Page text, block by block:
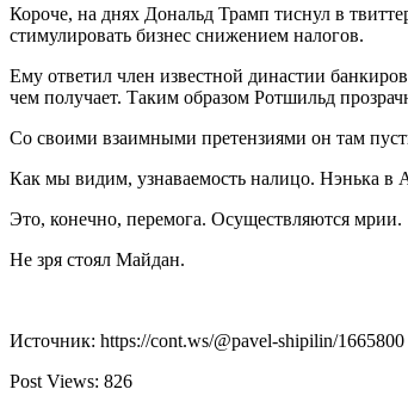
Короче, на днях Дональд Трамп тиснул в
стимулировать бизнес снижением налогов.
Ему ответил член известной династии
чем получает. Таким образом Ротшильд
Со своими взаимными претензиями он там
Как мы видим, узнаваемость налицо. Нэнька в
Это, конечно, перемога. Осуществляются мрии.
Не зря стоял Майдан.
Источник: https://cont.ws/@pavel-shipilin/1665800
Post Views: 826